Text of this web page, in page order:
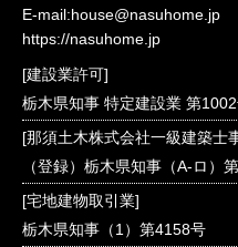
E-mail:house@nasuhome.jp
https://nasuhome.jp
[建設業許可]
栃木県知事 特定建設業 第
[那須土木株式会社一級建築士
（登録）栃木県知事（A-ロ）
[宅地建物取引業]
栃木県知事（1）第4158号